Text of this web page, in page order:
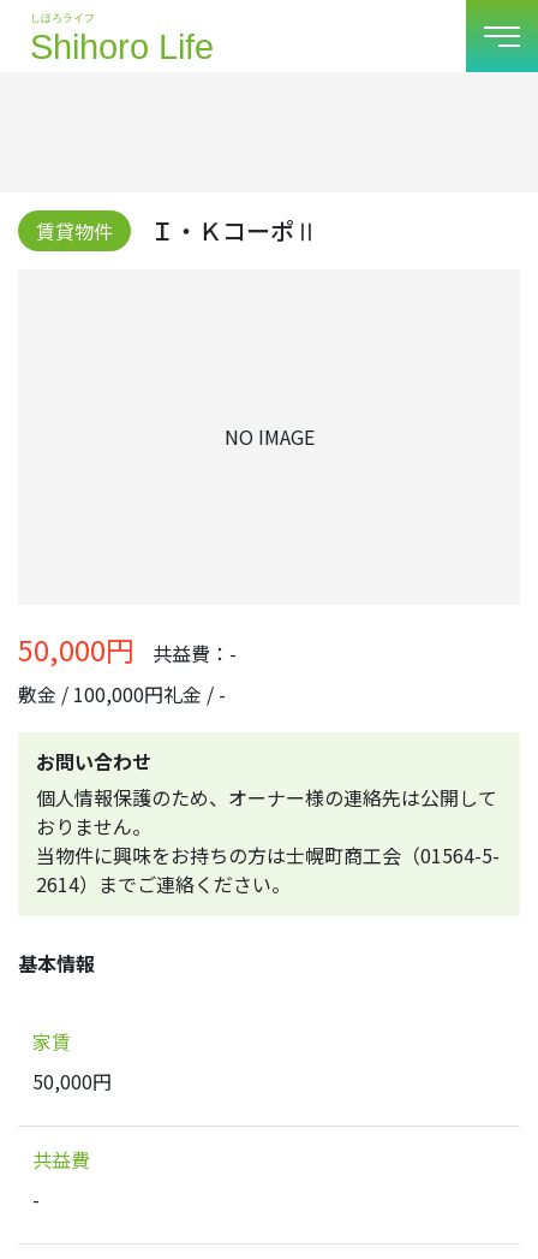
賃貸物件 Ｉ・ＫコーポⅡ
NO IMAGE
50,000円
共益費：-
敷金 / 100,000円礼金 / -
お問い合わせ
個人情報保護のため、オーナー様の連絡先は公開して
おりません。
当物件に興味をお持ちの方は士幌町商工会（01564-5-
2614）までご連絡ください。
基本情報
家賃
50,000円
共益費
-